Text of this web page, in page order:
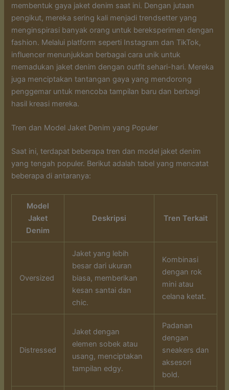
membentuk gaya jaket denim saat ini. Dengan jutaan
pengikut, mereka sering kali menjadi trendsetter yang
menginspirasi banyak orang untuk bereksperimen dengan
fashion. Melalui platform seperti Instagram dan TikTok,
influencer menunjukkan berbagai cara unik untuk
memadukan jaket denim dengan outfit sehari-hari. Mereka
juga menciptakan tantangan gaya yang mendorong
penggemar untuk mencoba tampilan baru dan berbagi
hasil kreasi mereka.
Tren dan Model Jaket Denim yang Populer
Saat ini, terdapat beberapa tren dan model jaket denim
yang tengah populer. Berikut adalah tabel yang mencatat
beberapa di antaranya:
Model
Jaket
Denim
Deskripsi Tren Terkait
Oversized
Jaket yang lebih
besar dari ukuran
biasa, memberikan
kesan santai dan
chic.
Kombinasi
dengan rok
mini atau
celana ketat.
Distressed
Jaket dengan
elemen sobek atau
usang, menciptakan
tampilan edgy.
Padanan
dengan
sneakers dan
aksesori
bold.